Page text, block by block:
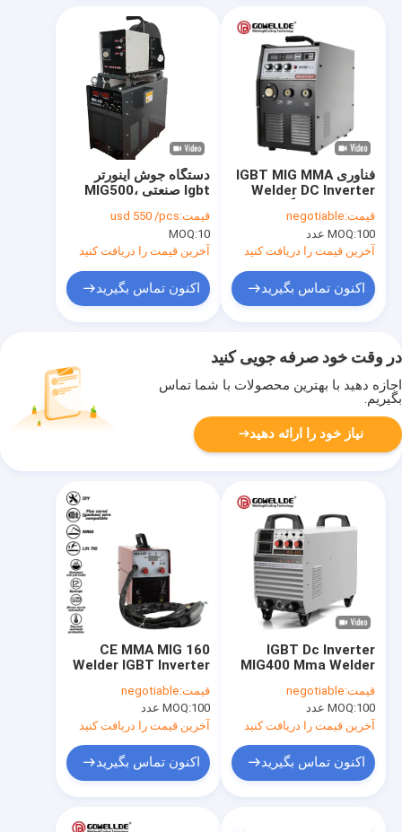
دستگاه جوش اینورتر
Igbt صنعتی MIG500،
15KG نوع عایق سیم
کلاس F فیدر جدا
قیمت:usd 550 /pcs
MOQ:10
آخرین قیمت را دریافت کنید
اکنون تماس بگیرید
فناوری IGBT MIG MMA
Welder DC Inverter
MIG MIG250GY
قیمت:negotiable
MOQ:100 عدد
آخرین قیمت را دریافت کنید
اکنون تماس بگیرید
در وقت خود صرفه جویی کنید
اجازه دهید با بهترین محصولات با شما تماس
بگیریم.
نیاز خود را ارائه دهید
CE MMA MIG 160
Welder IGBT Inverter
راندمان
قیمت:negotiable
MOQ:100 عدد
آخرین قیمت را دریافت کنید
اکنون تماس بگیرید
IGBT Dc Inverter
MIG400 Mma Welder
Portable Mig Welder
قیمت:negotiable
MOQ:100 عدد
آخرین قیمت را دریافت کنید
اکنون تماس بگیرید